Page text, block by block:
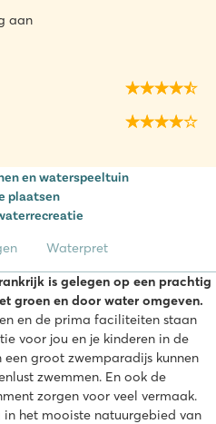
aan
en waterspeeltuin
plaatsen
Waterpret
is gelegen op een prachtig
groen en door water omgeven.
en de prima faciliteiten staan
voor jou en je kinderen in de
groot zwemparadijs kunnen
zwemmen. En ook de
zorgen voor veel vermaak.
het mooiste natuurgebied van